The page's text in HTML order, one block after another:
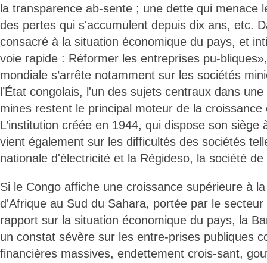
la transparence ab-sente ; une dette qui menace
des pertes qui s'accumulent depuis dix ans, etc.
consacré à la situation économique du pays, et
voie rapide : Réformer les entreprises pu-
mondiale s’arrête notamment sur les sociétés
l’État congolais, l'un des sujets centraux dans
mines restent le principal moteur de la
L’institution créée en 1944, qui dispose son siège
vient également sur les difficultés des sociétés
nationale d'électricité et la Régideso, la société de
Si le Congo affiche une croissance supérieure à
d'Afrique au Sud du Sahara, portée par le
rapport sur la situation économique du pays, la
un constat sévère sur les entre-prises publiques
financières massives, endettement crois-sant,